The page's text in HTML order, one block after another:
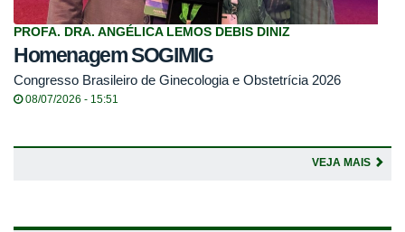
PROFA. DRA. ANGÉLICA LEMOS DEBIS DINIZ
Homenagem SOGIMIG
Congresso Brasileiro de Ginecologia e Obstetrícia 2026
08/07/2026 - 15:51
VEJA MAIS